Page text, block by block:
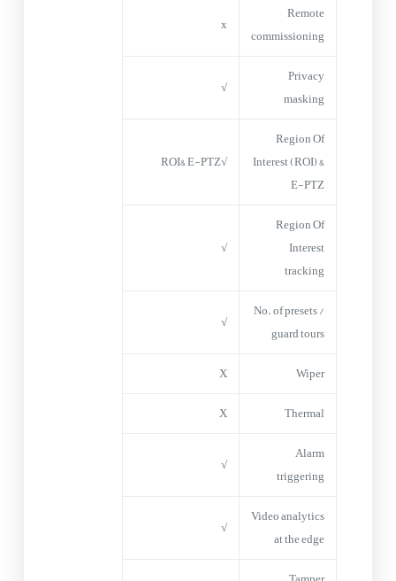
Remote
commissioning
x
Privacy
masking
√
Region Of
Interest (ROI) &
E-PTZ
√ROI& E-PTZ
Region Of
Interest
tracking
√
No. of presets /
guard tours
√
Wiper
X
Thermal
X
Alarm
triggering
√
Video analytics
at the edge
√